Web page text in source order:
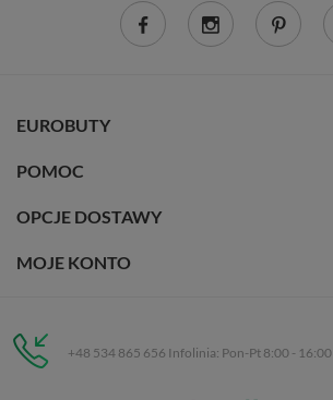
EUROBUTY
POMOC
OPCJE DOSTAWY
MOJE KONTO
+48 534 865 656 Infolinia: Pon-Pt 8:00 - 16:00